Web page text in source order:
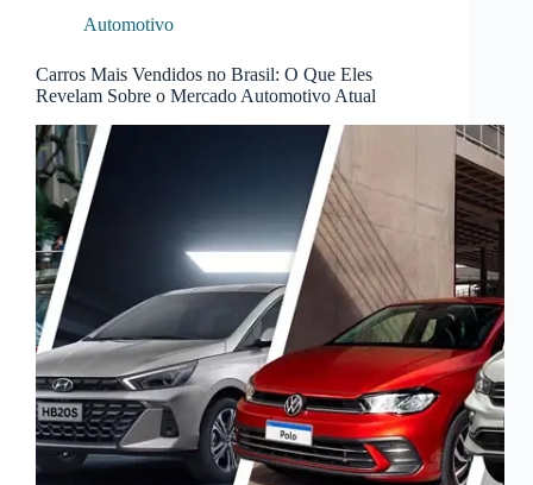
Automotivo
Carros Mais Vendidos no Brasil: O Que Eles
Revelam Sobre o Mercado Automotivo Atual